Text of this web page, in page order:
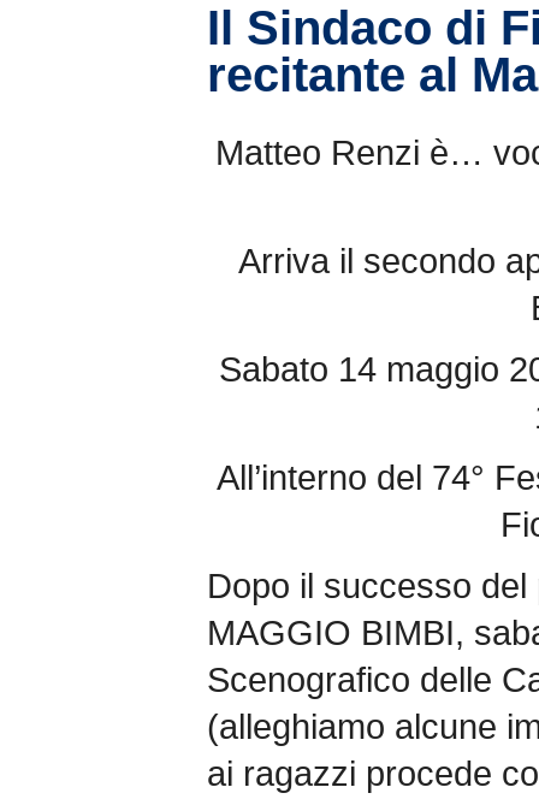
Il Sindaco di
recitante al
Matteo Renzi è…
Arriva il secondo
Sabato 14 maggio
All’interno del 74°
Dopo il successo
MAGGIO BIMBI,
Scenografico delle
(alleghiamo alcune
ai ragazzi procede